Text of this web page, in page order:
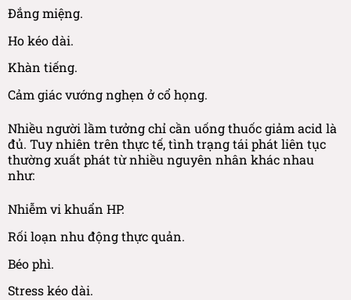
Đắng miệng.
Ho kéo dài.
Khàn tiếng.
Cảm giác vướng nghẹn ở cổ họng.
Nhiều người lầm tưởng chỉ cần uống thuốc giảm acid là
đủ. Tuy nhiên trên thực tế, tình trạng tái phát liên tục
thường xuất phát từ nhiều nguyên nhân khác nhau
như:
Nhiễm vi khuẩn HP.
Rối loạn nhu động thực quản.
Béo phì.
Stress kéo dài.